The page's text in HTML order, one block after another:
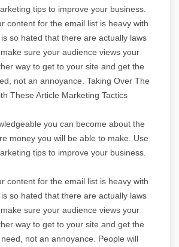
tips to improve your business.
content for the email list is heavy with
so hated that there are actually laws
sure your audience views your
way to get to your site and get the
not an annoyance. Taking Over The
These Article Marketing Tactics
you can become about the
money you will be able to make. Use
tips to improve your business.
content for the email list is heavy with
so hated that there are actually laws
sure your audience views your
way to get to your site and get the
not an annoyance. People will